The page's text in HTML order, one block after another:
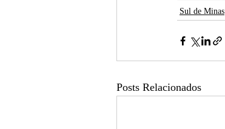
Sul de Minas
Posts Relacionados